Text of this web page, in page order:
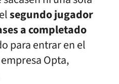
segundo jugador
a completado
para entrar en el
Opta,